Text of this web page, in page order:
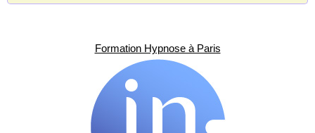
Formation Hypnose à Paris